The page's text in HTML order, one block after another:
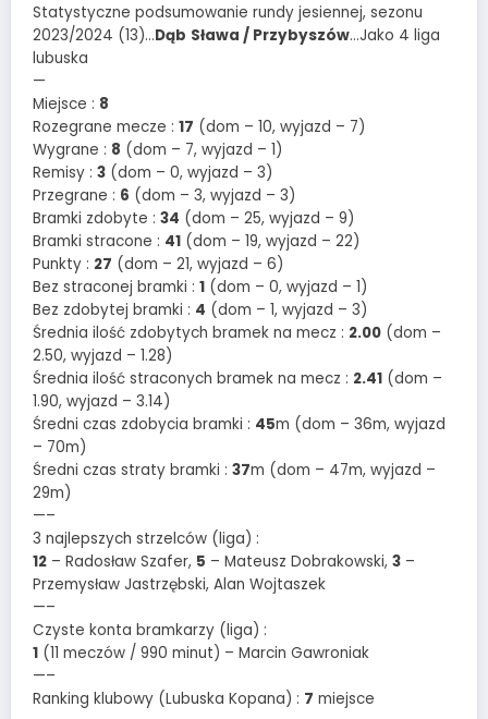
Statystyczne podsumowanie rundy jesiennej, sezonu
2023/2024 (13)…Dąb Sława / Przybyszów…Jako 4 liga
lubuska
—
Miejsce : 8
Rozegrane mecze : 17 (dom – 10, wyjazd – 7)
Wygrane : 8 (dom – 7, wyjazd – 1)
Remisy : 3 (dom – 0, wyjazd – 3)
Przegrane : 6 (dom – 3, wyjazd – 3)
Bramki zdobyte : 34 (dom – 25, wyjazd – 9)
Bramki stracone : 41 (dom – 19, wyjazd – 22)
Punkty : 27 (dom – 21, wyjazd – 6)
Bez straconej bramki : 1 (dom – 0, wyjazd – 1)
Bez zdobytej bramki : 4 (dom – 1, wyjazd – 3)
Średnia ilość zdobytych bramek na mecz : 2.00 (dom –
2.50, wyjazd – 1.28)
Średnia ilość straconych bramek na mecz : 2.41 (dom –
1.90, wyjazd – 3.14)
Średni czas zdobycia bramki : 45m (dom – 36m, wyjazd
– 70m)
Średni czas straty bramki : 37m (dom – 47m, wyjazd –
29m)
—–
3 najlepszych strzelców (liga) :
12 – Radosław Szafer, 5 – Mateusz Dobrakowski, 3 –
Przemysław Jastrzębski, Alan Wojtaszek
—–
Czyste konta bramkarzy (liga) :
1 (11 meczów / 990 minut) – Marcin Gawroniak
—–
Ranking klubowy (Lubuska Kopana) : 7 miejsce